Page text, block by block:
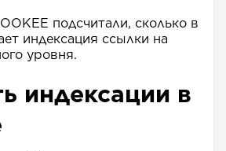
подсчитали, сколько в
индексация ссылки на
уровня.
индексации в